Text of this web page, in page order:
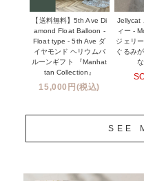
※コンフェッティバルー
プリントサービス
前撮り写真バルーン特集
姉妹店＆関連ショップに
安心のチャビーバルーン
【送料無料】5th Ave Di
amond Float Balloon -
Float type - 5th Ave ダ
イヤモンド ヘリウムバ
ルーンギフト 『Manhat
tan Collection』
15,000円(税込)
Jellycat
ィー -
ジェリ
ぐるみ
SEE